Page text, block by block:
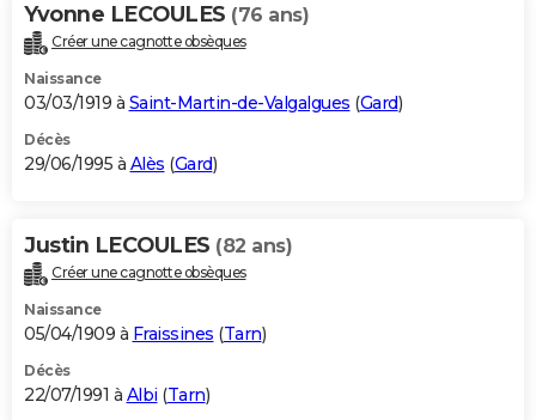
Yvonne LECOULES (76 ans)
Créer une cagnotte obsèques
Naissance
03/03/1919 à Saint-Martin-de-Valgalgues (Gard)
Décès
29/06/1995 à Alès (Gard)
Justin LECOULES (82 ans)
Créer une cagnotte obsèques
Naissance
05/04/1909 à Fraissines (Tarn)
Décès
22/07/1991 à Albi (Tarn)